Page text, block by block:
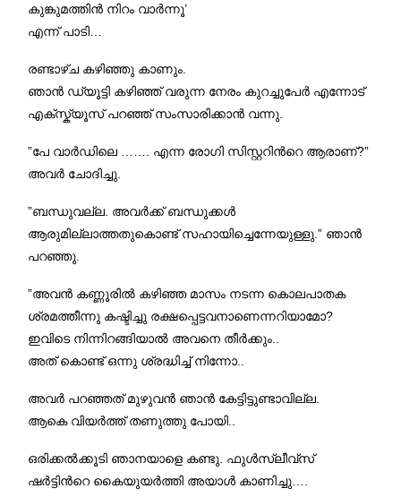
കുങ്കുമത്തിൻ നിറം വാർന്നൂ’
എന്ന് പാടി…
രണ്ടാഴ്ച കഴിഞ്ഞു കാണും.
ഞാൻ ഡ്യൂട്ടി കഴിഞ്ഞ് വരുന്ന നേരം കുറച്ചുപേര്‍ എന്നോട്
എക്സ്ക്യൂസ് പറഞ്ഞ് സംസാരിക്കാൻ വന്നു.
”പേ വാർഡിലെ ……. എന്ന രോഗി സിസ്റ്ററിന്‍റെ ആരാണ്‌?”
അവര്‍ ചോദിച്ചു.
”ബന്ധുവല്ല. അവർക്ക് ബന്ധുക്കള്‍
ആരുമില്ലാത്തതുകൊണ്ട് സഹായിച്ചെന്നേയുള്ളു.” ഞാൻ
പറഞ്ഞു.
”അവൻ കണ്ണൂരിൽ കഴിഞ്ഞ മാസം നടന്ന കൊലപാതക
ശ്രമത്തീന്നു കഷ്ടിച്ചു രക്ഷപ്പെട്ടവനാണെന്നറിയാമോ?
ഇവിടെ നിന്നിറങ്ങിയാൽ അവനെ തീർക്കും..
അത് കൊണ്ട് ഒന്നു ശ്രദ്ധിച്ച് നിന്നോ..
അവർ പറഞ്ഞത് മുഴുവൻ ഞാൻ കേട്ടിട്ടുണ്ടാവില്ല.
ആകെ വിയർത്ത് തണുത്തു പോയി..
ഒരിക്കൽക്കൂടി ഞാനയാളെ കണ്ടു. ഫുൾസ്ലീവ്‌സ്
ഷർട്ടിന്‍റെ കൈയുയർത്തി അയാൾ കാണിച്ചു….